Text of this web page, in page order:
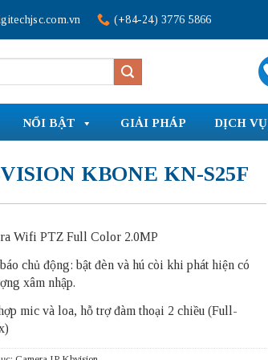
(+84-24) 3776 5866
NỔI BẬT GIẢI PHÁP DỊCH VỤ
KBONE KN-S25F
Wifi PTZ Full Color 2.0MP
chủ động: bật đèn và hú còi khi phát hiện có
xâm nhập.
mic và loa, hỗ trợ đàm thoại 2 chiều (Full-